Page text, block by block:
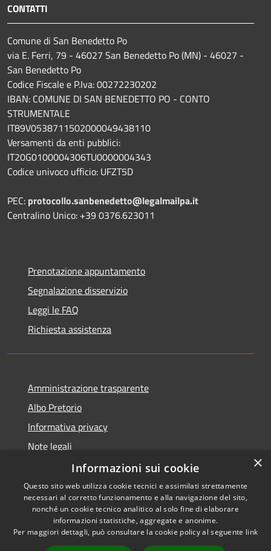
CONTATTI
Comune di San Benedetto Po
via E. Ferri, 79 - 46027 San Benedetto Po (MN) - 46027 -
San Benedetto Po
Codice Fiscale e P.Iva: 00272230202
IBAN: COMUNE DI SAN BENEDETTO PO - CONTO
STRUMENTALE
IT89V0538711502000049438110
Versamenti da enti pubblici:
IT20G0100004306TU0000004343
Codice univoco ufficio: UFZT5D
PEC: protocollo.sanbenedetto@legalmailpa.it
Centralino Unico: +39 0376.623011
Prenotazione appuntamento
Segnalazione disservizio
Leggi le FAQ
Richiesta assistenza
Amministrazione trasparente
Albo Pretorio
Informativa privacy
Note legali
Dichiarazione di accessibilità
RSS
Accessibilità
Copyright © 2021 • Città
di San Benedetto Po •
×
Informazioni sui cookie
Questo sito web utilizza cookie tecnici e assimilati strettamente
necessari al corretto funzionamento e alla navigazione del sito,
nonché un cookie tecnico analitico al solo fine di elaborare
informazioni statistiche, aggregate e anonime.
Per maggiori dettagli, può consultare la cookie policy al seguente link